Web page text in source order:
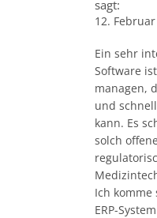
sagt:
12.
Ein sehr
Software
managen,
und
kann. Es
solch
Ich komme
ERP-